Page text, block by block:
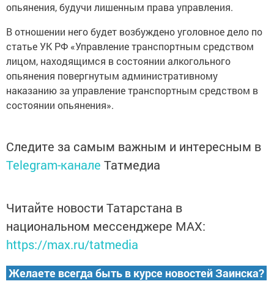
опьянения, будучи лишенным права управления.
В отношении него будет возбуждено уголовное дело по
статье УК РФ «Управление транспортным средством
лицом, находящимся в состоянии алкогольного
опьянения повергнутым административному
наказанию за управление транспортным средством в
состоянии опьянения».
Следите за самым важным и интересным в
Telegram-канале Татмедиа
Читайте новости Татарстана в
национальном мессенджере MАХ:
https://max.ru/tatmedia
Желаете всегда быть в курсе новостей Заинска?